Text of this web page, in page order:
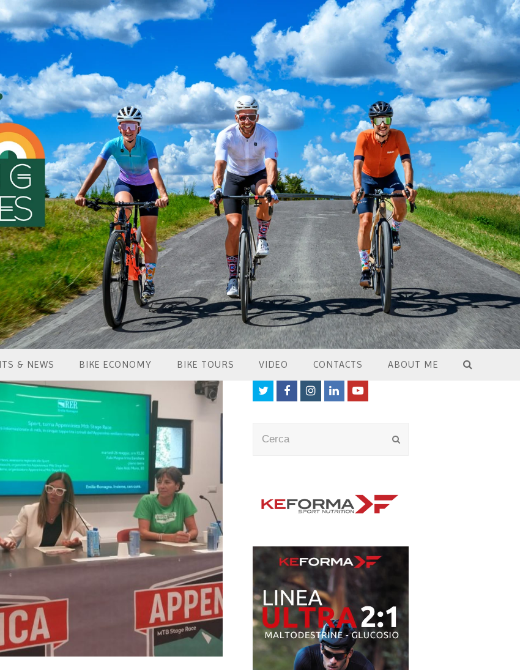
& NEWS BIKE ECONOMY BIKE TOURS VIDEO CONTACTS ABOUT ME
TwitterFacebookInstagram
LinkedInYoutube